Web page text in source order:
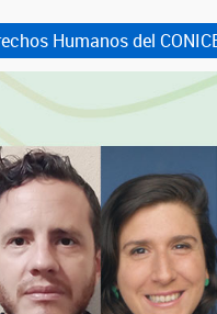
Humanos del